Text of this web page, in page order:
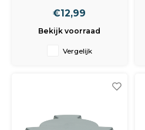
Meenemer: 235 x 14 x 25 mm
€12,99
Bekijk voorraad
Vergelijk